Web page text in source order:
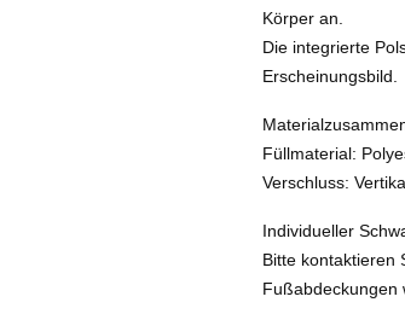
Körper an.
Die integrierte
Erscheinungsbild.
Füllmaterial:
Verschluss:
Individueller
Bitte kontaktieren
Fußabdeckungen